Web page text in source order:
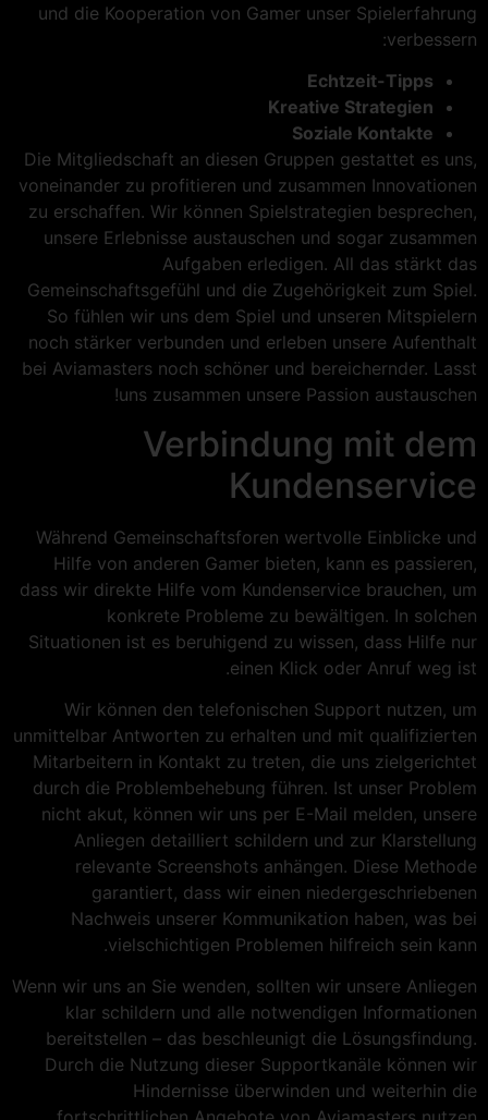
und die Kooperation von Gamer unser Spielerfahrung
verbessern:
Echtzeit-Tipps
Kreative Strategien
Soziale Kontakte
Die Mitgliedschaft an diesen Gruppen gestattet es uns,
voneinander zu profitieren und zusammen Innovationen
zu erschaffen. Wir können Spielstrategien besprechen,
unsere Erlebnisse austauschen und sogar zusammen
Aufgaben erledigen. All das stärkt das
Gemeinschaftsgefühl und die Zugehörigkeit zum Spiel.
So fühlen wir uns dem Spiel und unseren Mitspielern
noch stärker verbunden und erleben unsere Aufenthalt
bei Aviamasters noch schöner und bereichernder. Lasst
uns zusammen unsere Passion austauschen!
Verbindung mit dem
Kundenservice
Während Gemeinschaftsforen wertvolle Einblicke und
Hilfe von anderen Gamer bieten, kann es passieren,
dass wir direkte Hilfe vom Kundenservice brauchen, um
konkrete Probleme zu bewältigen. In solchen
Situationen ist es beruhigend zu wissen, dass Hilfe nur
einen Klick oder Anruf weg ist.
Wir können den telefonischen Support nutzen, um
unmittelbar Antworten zu erhalten und mit qualifizierten
Mitarbeitern in Kontakt zu treten, die uns zielgerichtet
durch die Problembehebung führen. Ist unser Problem
nicht akut, können wir uns per E-Mail melden, unsere
Anliegen detailliert schildern und zur Klarstellung
relevante Screenshots anhängen. Diese Methode
garantiert, dass wir einen niedergeschriebenen
Nachweis unserer Kommunikation haben, was bei
vielschichtigen Problemen hilfreich sein kann.
Wenn wir uns an Sie wenden, sollten wir unsere Anliegen
klar schildern und alle notwendigen Informationen
bereitstellen – das beschleunigt die Lösungsfindung.
Durch die Nutzung dieser Supportkanäle können wir
Hindernisse überwinden und weiterhin die